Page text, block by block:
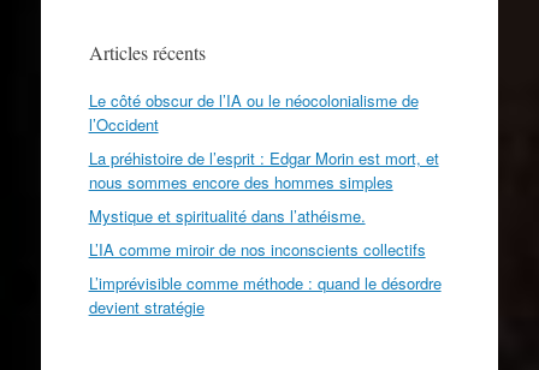
Articles récents
Le côté obscur de l’IA ou le néocolonialisme de
l’Occident
La préhistoire de l’esprit : Edgar Morin est mort, et
nous sommes encore des hommes simples
Mystique et spiritualité dans l’athéisme.
L’IA comme miroir de nos inconscients collectifs
L’imprévisible comme méthode : quand le désordre
devient stratégie